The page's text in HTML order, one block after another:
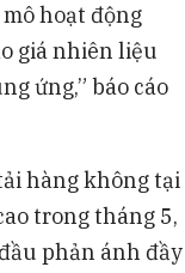
hoạt động
giá nhiên liệu
ứng,” báo cáo
hàng không tại
trong tháng 5,
phản ánh đầy